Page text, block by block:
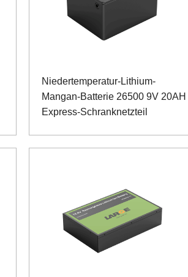
Niedertemperatur-Lithium-
Mangan-Batterie 26500 9V 20AH
Express-Schranknetzteil